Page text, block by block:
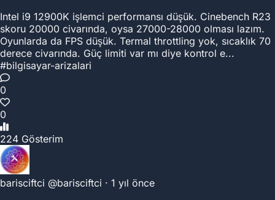
Intel i9 12900K işlemci performansı düşük. Cinebench R23
skoru 20000 civarında, oysa 27000-28000 olması lazım.
Oyunlarda da FPS düşük. Termal throttling yok, sıcaklık 70
derece civarında. Güç limiti var mı diye kontrol e...
#bilgisayar-arizalari
0
0
224 Gösterim
barisciftci @barisciftci · 1 yıl önce